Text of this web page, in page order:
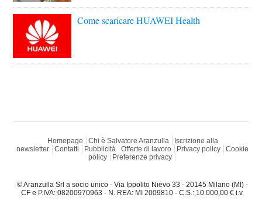
Come scaricare HUAWEI Health
Homepage Chi è Salvatore Aranzulla
Iscrizione alla
newsletter
Contatti Pubblicità Offerte di lavoro Privacy policy
Cookie
policy
Preferenze privacy
© Aranzulla Srl a socio unico - Via Ippolito Nievo 33 - 20145 Milano (MI) -
CF e P.IVA: 08200970963 - N. REA: MI 2009810 - C.S.: 10.000,00 € i.v.